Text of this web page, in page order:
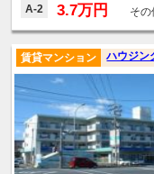
A-2 3.7万円 その
ハウジン
賃貸マンション